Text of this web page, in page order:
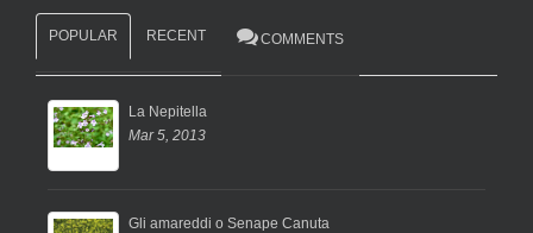
POPULAR RECENT COMMENTS
La Nepitella
Mar 5, 2013
Gli amareddi o Senape Canuta